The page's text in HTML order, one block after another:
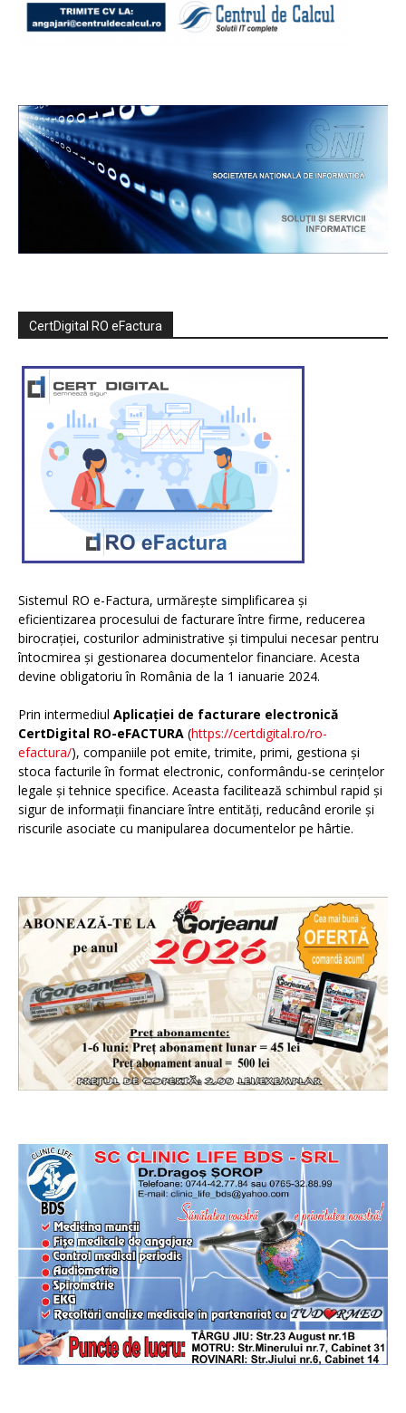
CertDigital RO eFactura
Sistemul RO e-Factura, urmărește simplificarea și
eficientizarea procesului de facturare între firme, reducerea
birocrației, costurilor administrative și timpului necesar pentru
întocmirea și gestionarea documentelor financiare. Acesta
devine obligatoriu în România de la 1 ianuarie 2024.
Prin intermediul Aplicației de facturare electronică
CertDigital RO-eFACTURA (https://certdigital.ro/ro-
efactura/), companiile pot emite, trimite, primi, gestiona și
stoca facturile în format electronic, conformându-se cerințelor
legale și tehnice specifice. Aceasta facilitează schimbul rapid și
sigur de informații financiare între entități, reducând erorile și
riscurile asociate cu manipularea documentelor pe hârtie.